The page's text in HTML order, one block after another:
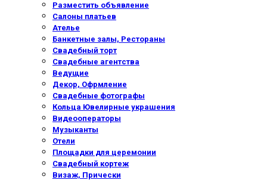
Разместить объявление
Салоны платьев
Ателье
Банкетные залы, Рестораны
Свадебный торт
Свадебные агентства
Ведущие
Декор, Офрмление
Свадебные фотографы
Кольца Ювелирные украшения
Видеооператоры
Музыканты
Отели
Площадки для церемонии
Свадебный кортеж
Визаж, Прически